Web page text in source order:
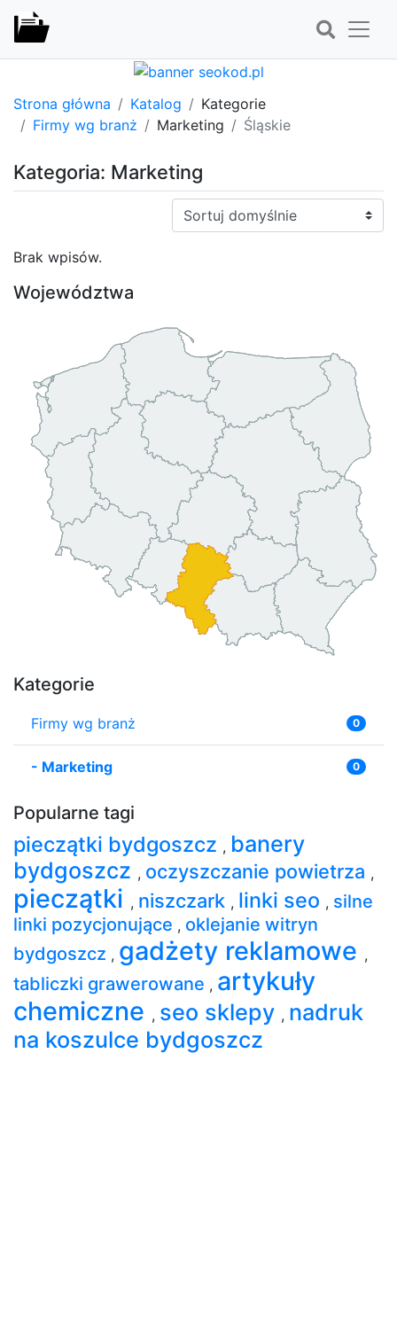
Strona główna Katalog
Kategorie
Firmy wg branż
Marketing Śląskie
Kategoria: Marketing
Sortuj:
Brak wpisów.
Województwa
Kategorie
Firmy wg branż 0
- Marketing 0
Popularne tagi
pieczątki bydgoszcz , banery
bydgoszcz , oczyszczanie powietrza ,
pieczątki , niszczark , linki seo , silne
linki pozycjonujące , oklejanie witryn
bydgoszcz , gadżety reklamowe ,
tabliczki grawerowane , artykuły
chemiczne , seo sklepy , nadruk
na koszulce bydgoszcz